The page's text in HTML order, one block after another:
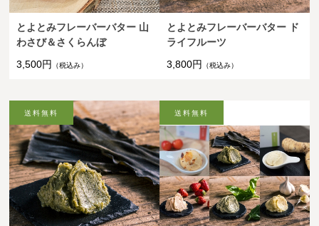
とよとみフレーバーバター 山
わさび＆さくらんぼ
3,500円
（税込み）
とよとみフレーバーバター ド
ライフルーツ
3,800円
（税込み）